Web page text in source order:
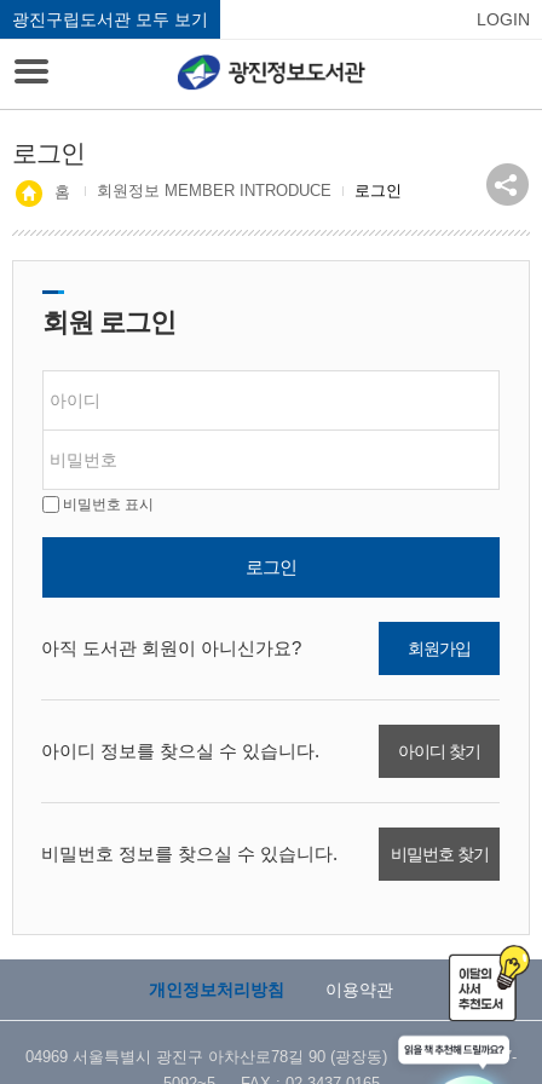
광진구립도서관 모두 보기 LOGIN
로그인
홈 회원정보 MEMBER INTRODUCE 로그인
회원 로그인
비밀번호 표시
로그인
아직 도서관 회원이 아니신가요? 회원가입
아이디 정보를 찾으실 수 있습니다. 아이디 찾기
비밀번호 정보를 찾으실 수 있습니다. 비밀번호 찾기
개인정보처리방침 이용약관
04969 서울특별시 광진구 아차산로78길 90 (광장동) TEL : 02-3437-